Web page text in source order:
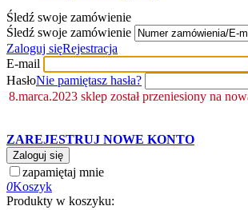
Śledź swoje zamówienie
Śledź swoje zamówienie
Zaloguj sięRejestracja
E-mail
HasłoNie pamiętasz hasła?
8.marca.2023 sklep został przeniesiony na
ZAREJESTRUJ NOWE KONTO
Zaloguj się
zapamiętaj mnie
0Koszyk
Produkty w koszyku: